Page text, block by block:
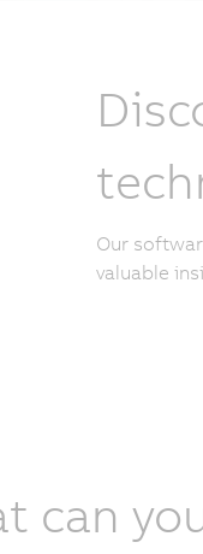
Our
valuable
can